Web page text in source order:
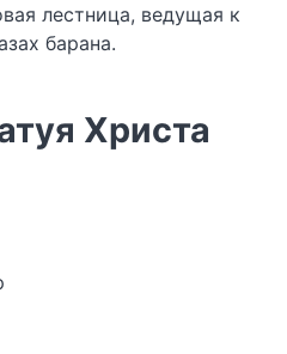
лестница, ведущая к
барана.
Христа